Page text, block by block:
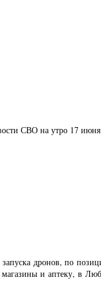
СВО на утро 17
дронов, по
и аптеку, в